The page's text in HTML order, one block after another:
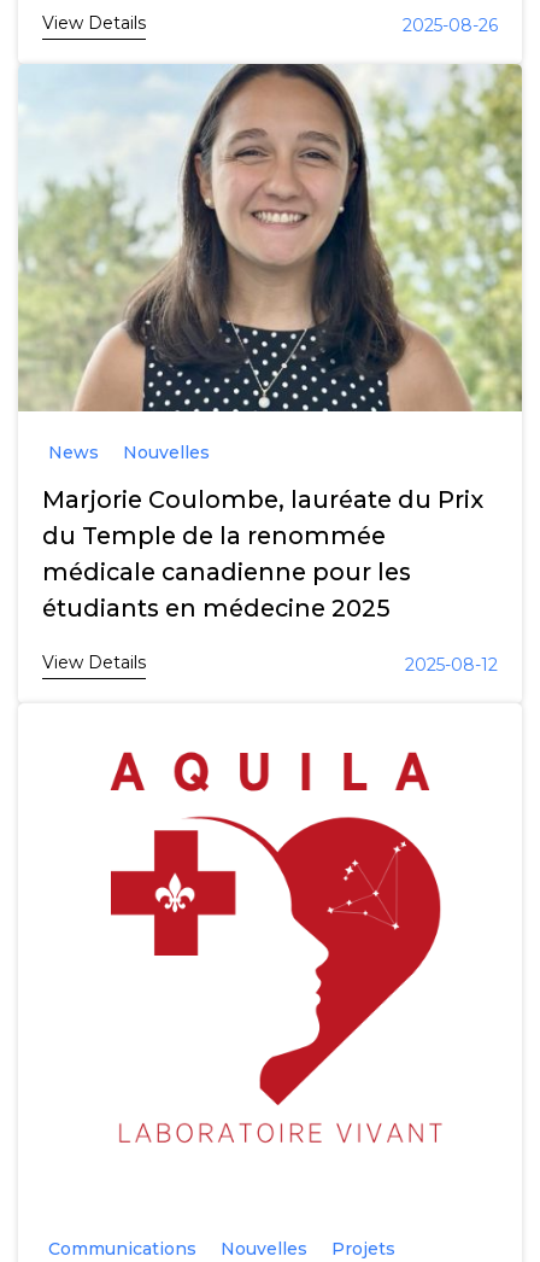
View Details 2025-08-26
News Nouvelles
Marjorie Coulombe, lauréate du Prix
du Temple de la renommée
médicale canadienne pour les
étudiants en médecine 2025
View Details 2025-08-12
Communications Nouvelles Projets